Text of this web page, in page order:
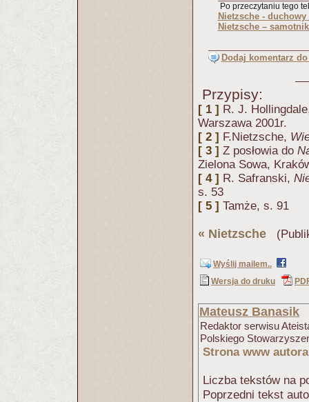
Po przeczytaniu tego
Nietzsche -
Nietzsche –
Dodaj komentarz
Przypisy:
[ 1 ] R. J.
Warszawa 2001r.
[ 2 ] F.Nietzsche,
[ 3 ] Z posłowia do
Zielona Sowa,
[ 4 ] R. Safranski,
s. 53
[ 5 ] Tamże, s. 91
« Nietzsche
Wyślij mailem..
Wersja do druku
Mateusz Banasik
Redaktor serwisu
Polskiego
Strona www autora
Liczba tekstów na
Poprzedni tekst